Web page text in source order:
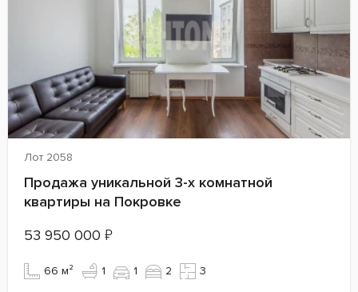
Лот 2058
Продажа уникальной 3-х комнатной
квартиры на Покровке
53 950 000 ₽
66 м² 1 1 2 3